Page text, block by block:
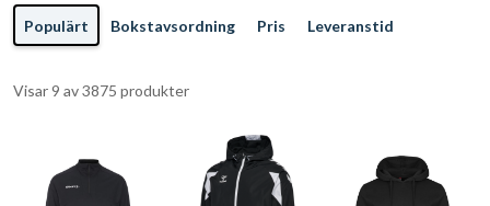
Populärt Bokstavsordning Pris Leveranstid
Visar 9 av 3875 produkter